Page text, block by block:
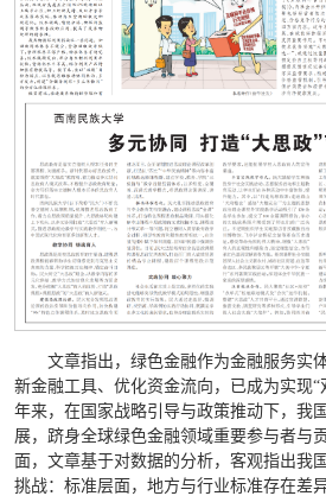
文章指出，绿色金融作为金融服务实
新金融工具、优化资金流向，已成为实现
年来，在国家战略引导与政策推动下，我
展，跻身全球绿色金融领域重要参与者与
面，文章基于对数据的分析，客观指出我
挑战：标准层面，地方与行业标准存在差